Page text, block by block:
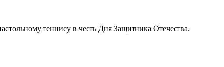
теннису в честь Дня Защитника Отечества.